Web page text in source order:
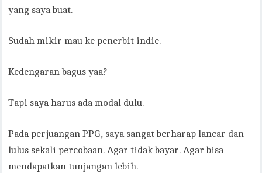
yang saya buat.
Sudah mikir mau ke penerbit indie.
Kedengaran bagus yaa?
Tapi saya harus ada modal dulu.
Pada perjuangan PPG, saya sangat berharap lancar dan
lulus sekali percobaan. Agar tidak bayar. Agar bisa
mendapatkan tunjangan lebih.